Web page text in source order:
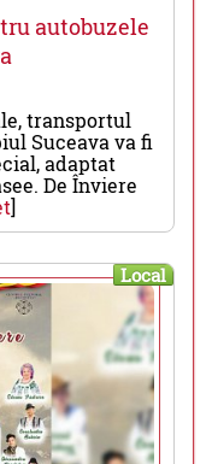
autobuzele
transportul
Suceava va fi
adaptat
De Înviere
]
Local